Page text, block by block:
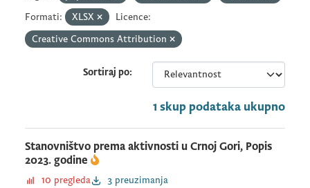
Formati:
XLSX
Licence:
Creative Commons Attribution
Sortiraj po
1 skup podataka ukupno
Stanovništvo prema aktivnosti u Crnoj Gori, Popis
2023. godine
10 pregleda
3 preuzimanja